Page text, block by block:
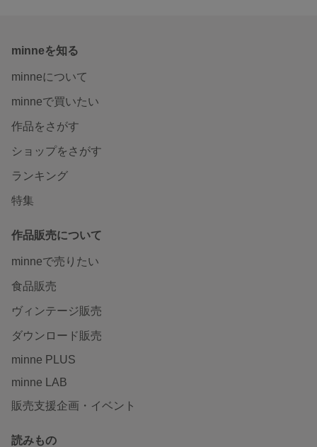
minneを知る
minneについて
minneで買いたい
作品をさがす
ショップをさがす
ランキング
特集
作品販売について
minneで売りたい
食品販売
ヴィンテージ販売
ダウンロード販売
minne PLUS
minne LAB
販売支援企画・イベント
読みもの